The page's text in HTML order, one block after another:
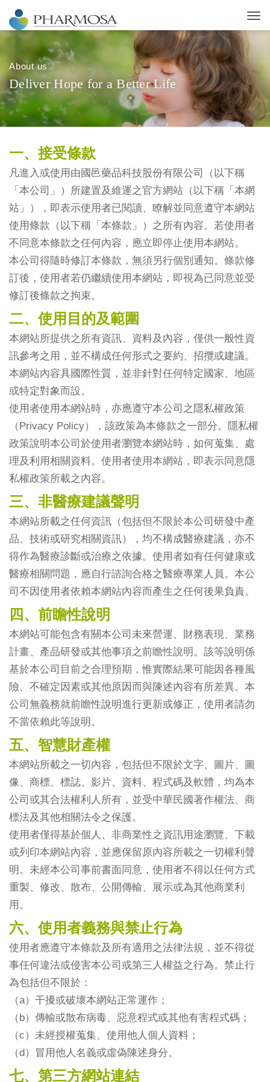
About us
Deliver Hope for a Better L ife
一、接受條款
凡進入或使用由國邑藥品科技股份有限公司（以下稱
「本公司」）所建置及維運之官方網站（以下稱「本網
站」），即表示使用者已閱讀、瞭解並同意遵守本網站
使用條款（以下稱「本條款」）之所有內容。若使用者
不同意本條款之任何內容，應立即停止使用本網站。
本公司得隨時修訂本條款，無須另行個別通知。條款修
訂後，使用者若仍繼續使用本網站，即視為已同意並受
修訂後條款之拘束。
二、使用目的及範圍
本網站所提供之所有資訊、資料及內容，僅供一般性資
訊參考之用，並不構成任何形式之要約、招攬或建議。
本網站內容具國際性質，並非針對任何特定國家、地區
或特定對象而設。
使用者使用本網站時，亦應遵守本公司之隱私權政策
（Privacy Policy），該政策為本條款之一部分。隱私權
政策說明本公司於使用者瀏覽本網站時，如何蒐集、處
理及利用相關資料。使用者使用本網站，即表示同意隱
私權政策所載之內容。
三、非醫療建議聲明
本網站所載之任何資訊（包括但不限於本公司研發中產
品、技術或研究相關資訊），均不構成醫療建議，亦不
得作為醫療診斷或治療之依據。使用者如有任何健康或
醫療相關問題，應自行諮詢合格之醫療專業人員。本公
司不因使用者依賴本網站內容而產生之任何後果負責。
四、前瞻性說明
本網站可能包含有關本公司未來營運、財務表現、業務
計畫、產品研發或其他事項之前瞻性說明。該等說明係
基於本公司目前之合理預期，惟實際結果可能因各種風
險、不確定因素或其他原因而與陳述內容有所差異。本
公司無義務就前瞻性說明進行更新或修正，使用者請勿
不當依賴此等說明。
五、智慧財產權
本網站所載之一切內容，包括但不限於文字、圖片、圖
像、商標、標誌、影片、資料、程式碼及軟體，均為本
公司或其合法權利人所有，並受中華民國著作權法、商
標法及其他相關法令之保護。
使用者僅得基於個人、非商業性之資訊用途瀏覽、下載
或列印本網站內容，並應保留原內容所載之一切權利聲
明。未經本公司事前書面同意，使用者不得以任何方式
重製、修改、散布、公開傳輸、展示或為其他商業利
用。
六、使用者義務與禁止行為
使用者應遵守本條款及所有適用之法律法規，並不得從
事任何違法或侵害本公司或第三人權益之行為。禁止行
為包括但不限於：
（a）干擾或破壞本網站正常運作；
（b）傳輸或散布病毒、惡意程式或其他有害程式碼；
（c）未經授權蒐集、使用他人個人資料；
（d）冒用他人名義或虛偽陳述身分。
七、第三方網站連結